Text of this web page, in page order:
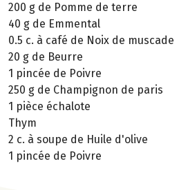
200 g de Pomme de terre
40 g de Emmental
0.5 c. à café de Noix de muscade
20 g de Beurre
1 pincée de Poivre
250 g de Champignon de paris
1 pièce échalote
Thym
2 c. à soupe de Huile d'olive
1 pincée de Poivre